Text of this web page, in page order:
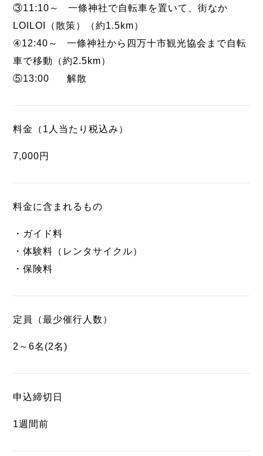
③11:10～ 一條神社で自転車を置いて、街なか
LOILOI（散策）（約1.5km）
④12:40～ 一條神社から四万十市観光協会まで自転
車で移動（約2.5km）
⑤13:00 解散
料金（1人当たり税込み）
7,000円
料金に含まれるもの
・ガイド料
・体験料（レンタサイクル）
・保険料
定員（最少催行人数）
2～6名(2名)
申込締切日
1週間前